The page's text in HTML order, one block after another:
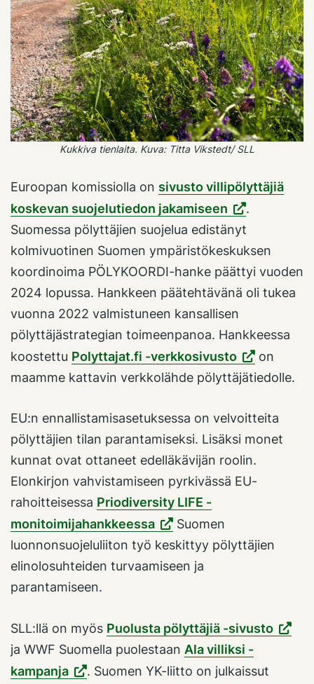
Kukkiva tienlaita. Kuva: Titta Vikstedt/ SLL
Euroopan komissiolla on sivusto villipölyttäjiä
koskevan suojelutiedon jakamiseen
.
Suomessa pölyttäjien suojelua edistänyt
kolmivuotinen Suomen ympäristökeskuksen
koordinoima PÖLYKOORDI-hanke päättyi vuoden
2024 lopussa. Hankkeen päätehtävänä oli tukea
vuonna 2022 valmistuneen kansallisen
pölyttäjästrategian toimeenpanoa. Hankkeessa
koostettu Polyttajat.fi -verkkosivusto
on
maamme kattavin verkkolähde pölyttäjätiedolle.
EU:n ennallistamisasetuksessa on velvoitteita
pölyttäjien tilan parantamiseksi. Lisäksi monet
kunnat ovat ottaneet edelläkävijän roolin.
Elonkirjon vahvistamiseen pyrkivässä EU-
rahoitteisessa Priodiversity LIFE -
monitoimijahankkeessa
Suomen
luonnonsuojeluliiton työ keskittyy pölyttäjien
elinolosuhteiden turvaamiseen ja
parantamiseen.
SLL:llä on myös Puolusta pölyttäjiä -sivusto
ja WWF Suomella puolestaan Ala villiksi -
kampanja
. Suomen YK-liitto on julkaissut